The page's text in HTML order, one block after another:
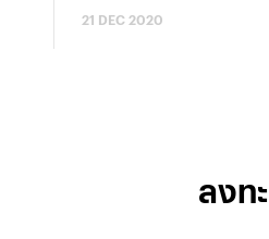
21 DEC 2020
ลงท